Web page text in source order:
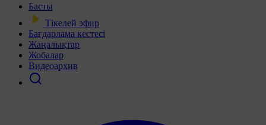
Басты
Тікелей эфир
Бағдарлама кестесі
Жаңалықтар
Жобалар
Видеоархив